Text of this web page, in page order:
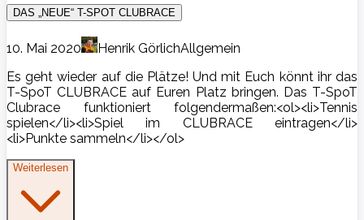
DAS „NEUE“ T-SPOT CLUBRACE
10. Mai 2020 Henrik GörlichAllgemein
Es geht wieder auf die Plätze! Und mit Euch könnt ihr das
T-SpoT CLUBRACE auf Euren Platz bringen. Das T-SpoT
Clubrace funktioniert folgendermaßen:<ol><li>Tennis
spielen</li><li>Spiel im CLUBRACE eintragen</li>
<li>Punkte sammeln</li></ol>
Weiterlesen